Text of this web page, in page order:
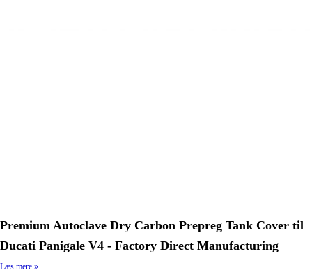
Premium Autoclave Dry Carbon Prepreg Tank Cover til
Ducati Panigale V4 - Factory Direct Manufacturing
Læs mere »